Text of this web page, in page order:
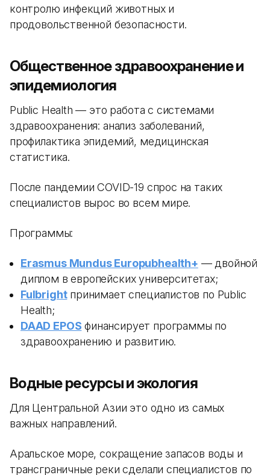
контролю инфекций животных и
продовольственной безопасности.
Общественное здравоохранение и
эпидемиология
Public Health — это работа с системами
здравоохранения: анализ заболеваний,
профилактика эпидемий, медицинская
статистика.
После пандемии COVID-19 спрос на таких
специалистов вырос во всем мире.
Программы:
Erasmus Mundus Europubhealth+ — двойной
диплом в европейских университетах;
Fulbrightпринимает специалистов по Public
Health;
DAAD EPOS финансирует программы по
здравоохранению и развитию.
Водные ресурсы и экология
Для Центральной Азии это одно из самых
важных направлений.
Аральское море, сокращение запасов воды и
трансграничные реки сделали специалистов по